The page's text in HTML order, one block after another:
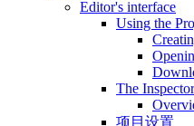
Editor's interface
Using the
The Inspector
项目设置